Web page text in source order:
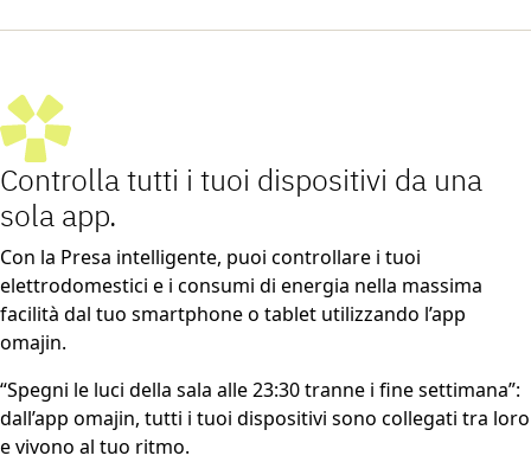
Controlla tutti i tuoi dispositivi da una
sola app.
Con la Presa intelligente, puoi controllare i tuoi
elettrodomestici e i consumi di energia nella massima
facilità dal tuo smartphone o tablet utilizzando l’app
omajin.
“Spegni le luci della sala alle 23:30 tranne i fine settimana”:
dall’app omajin, tutti i tuoi dispositivi sono collegati tra loro
e vivono al tuo ritmo.